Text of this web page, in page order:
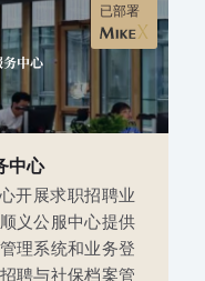
已部署
中心
开展求职招聘业
义公服中心提供
理系统和业务登
聘与社保档案管